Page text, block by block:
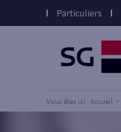
Particuliers
Vous êtes ici : Accueil